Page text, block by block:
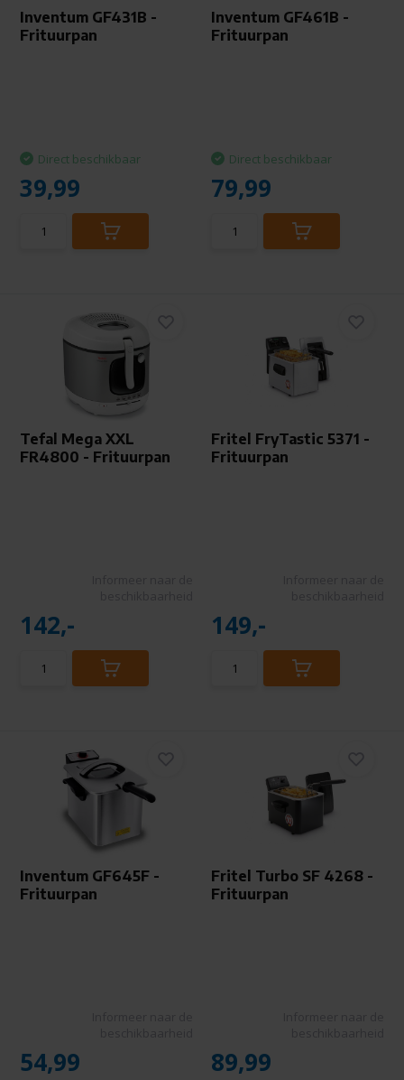
Inventum GF431B -
Frituurpan
Direct beschikbaar
39,99
Inventum GF461B -
Frituurpan
Direct beschikbaar
79,99
Tefal Mega XXL
FR4800 - Frituurpan
142,-
Fritel FryTastic 5371 -
Frituurpan
149,-
Inventum GF645F -
Frituurpan
54,99
Fritel Turbo SF 4268 -
Frituurpan
89,99